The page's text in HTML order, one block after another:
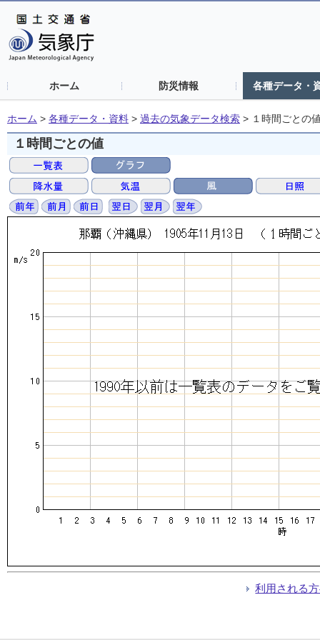
ホーム 防災情報 各種データ・
ホーム > 各種データ・資料 > 過去の気象データ検索 > １時間ごとの
１時間ごとの値
利用される